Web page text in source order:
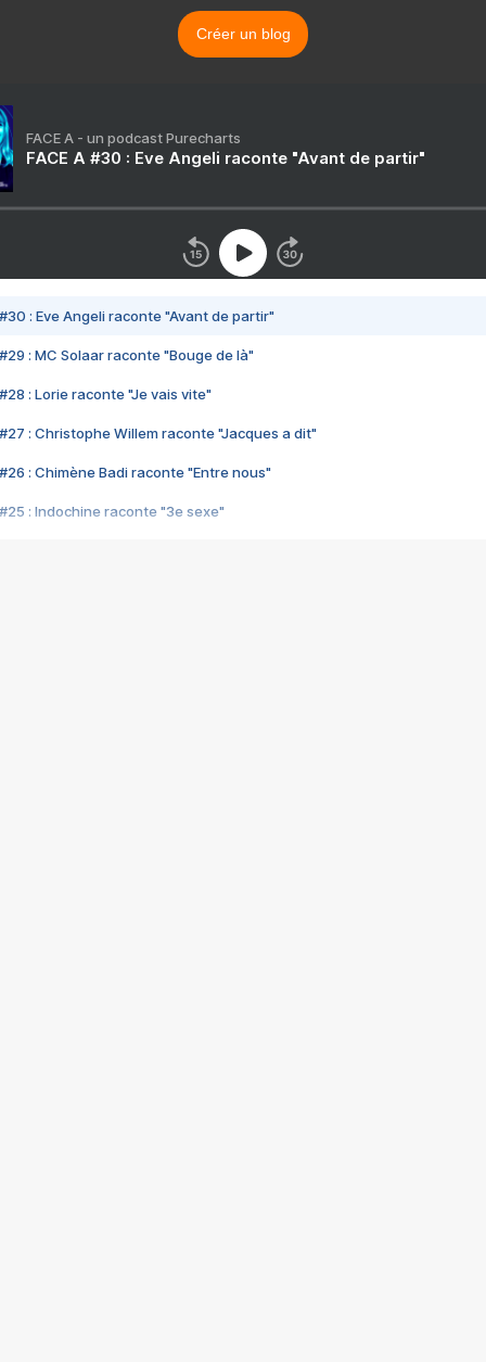
Créer un blog
FACE A - un podcast Purecharts
FACE A #30 : Eve Angeli raconte "Avant de partir"
#30 : Eve Angeli raconte "Avant de partir"
#29 : MC Solaar raconte "Bouge de là"
#28 : Lorie raconte "Je vais vite"
#27 : Christophe Willem raconte "Jacques a dit"
#26 : Chimène Badi raconte "Entre nous"
#25 : Indochine raconte "3e sexe"